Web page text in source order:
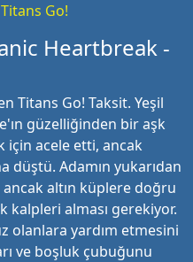
Go!
Heartbreak -
Titans Go! Taksit. Yeşil
güzelliğinden bir aşk
için acele etti, ancak
düştü. Adamın yukarıdan
altın küplere doğru
kalpleri alması gerekiyor.
olanlara yardım etmesini
ve boşluk çubuğunu